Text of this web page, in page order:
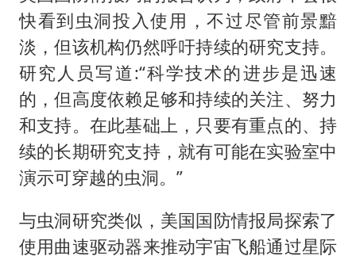
快看到虫洞投入使用，不过尽管前景黯
淡，但该机构仍然呼吁持续的研究支持。
研究人员写道:“科学技术的进步是迅速
的，但高度依赖足够和持续的关注、努力
和支持。在此基础上，只要有重点的、持
续的长期研究支持，就有可能在实验室中
演示可穿越的虫洞。”
与虫洞研究类似，美国国防情报局探索了
使用曲速驱动器来推动宇宙飞船通过星际